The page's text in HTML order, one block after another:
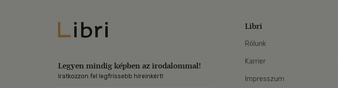
Libri
Legyen mindig képben az irodalommal!
Iratkozzon fel legfrissebb híreinkért!
Libri
Rólunk
Karrier
Impresszum